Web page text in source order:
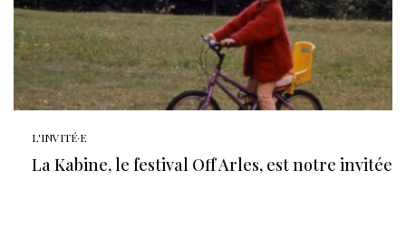
L'INVITÉ·E
La Kabine, le festival Off Arles, est notre invitée